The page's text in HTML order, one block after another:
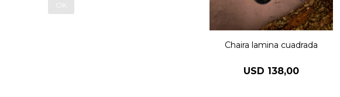
Chaira lamina cuadrada
USD 138,00
OK